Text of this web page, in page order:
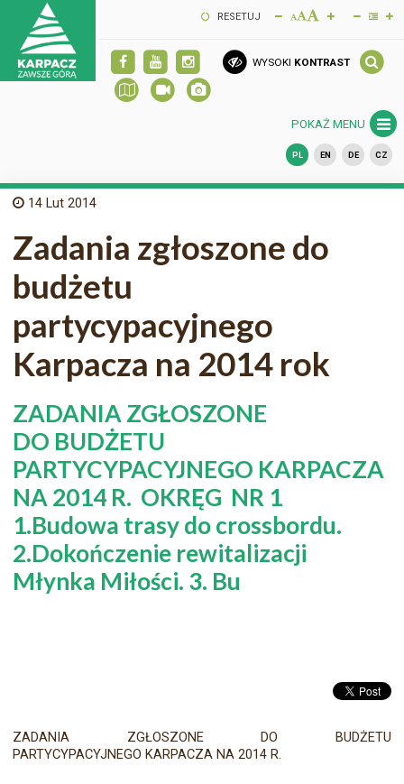
RESETUJ
WYSOKI KONTRAST
POKAŻ MENU
PL EN DE CZ
14 Lut 2014
Zadania zgłoszone do
budżetu
partycypacyjnego
Karpacza na 2014 rok
ZADANIA ZGŁOSZONE
DO BUDŻETU
PARTYCYPACYJNEGO KARPACZA
NA 2014 R. OKRĘG NR 1
1.Budowa trasy do crossbordu.
2.Dokończenie rewitalizacji
Młynka Miłości. 3. Bu
ZADANIA ZGŁOSZONE DO BUDŻETU
PARTYCYPACYJNEGO KARPACZA NA 2014 R.